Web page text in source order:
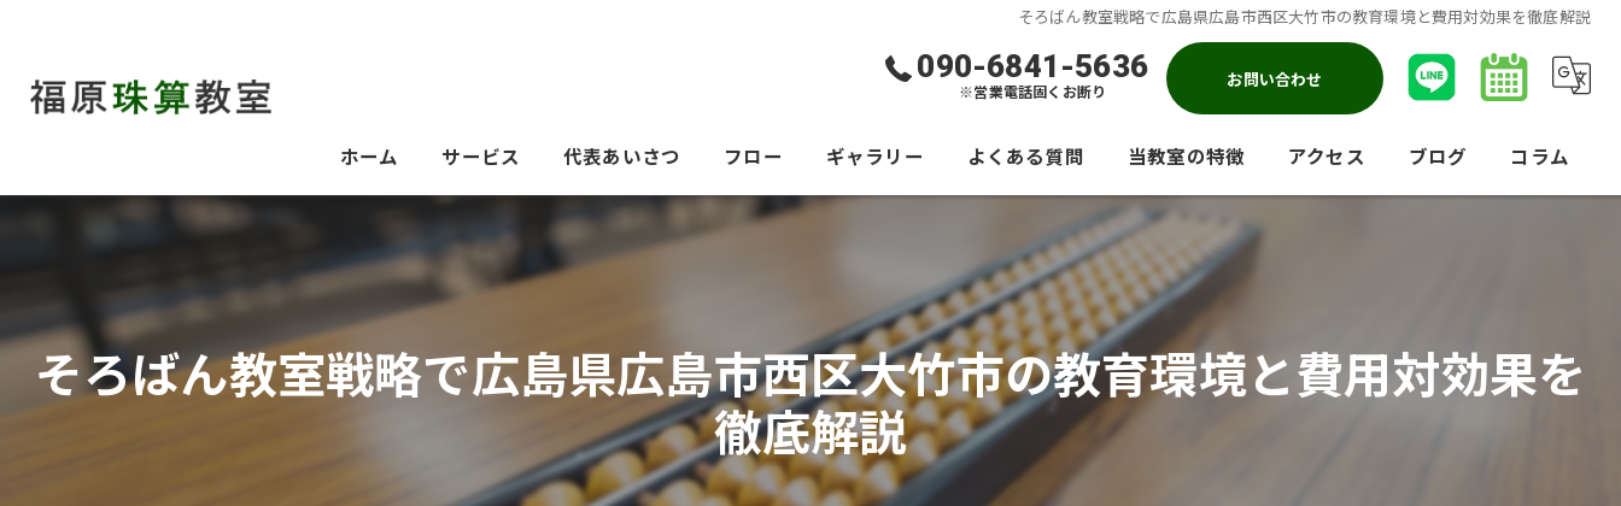
そろばん教室戦略で広島県広島市西区大竹市の教育環境と費用対効果を徹底解説
090-6841-5636
※営業電話固くお断り
お問い合わせ
ホーム サービス 代表あいさつ フロー ギャラリー よくある質問 当教室の特徴
競技会
大人
アクセス ブログ コラム
そろばん教室戦略で広島県広島市西区大竹市の教育環境と費用対効果を
徹底解説